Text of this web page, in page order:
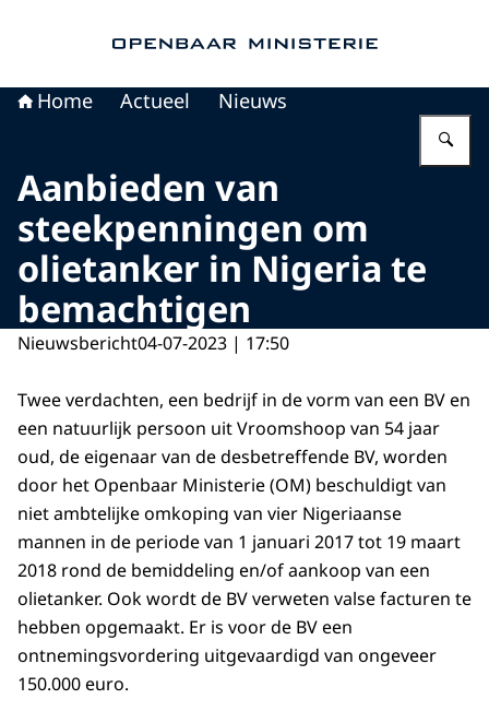
Home Actueel Nieuws
Aanbieden van
steekpenningen om
olietanker in Nigeria te
bemachtigen
Nieuwsbericht04-07-2023 | 17:50
Twee verdachten, een bedrijf in de vorm van een BV en
een natuurlijk persoon uit Vroomshoop van 54 jaar
oud, de eigenaar van de desbetreffende BV, worden
door het Openbaar Ministerie (OM) beschuldigt van
niet ambtelijke omkoping van vier Nigeriaanse
mannen in de periode van 1 januari 2017 tot 19 maart
2018 rond de bemiddeling en/of aankoop van een
olietanker. Ook wordt de BV verweten valse facturen te
hebben opgemaakt. Er is voor de BV een
ontnemingsvordering uitgevaardigd van ongeveer
150.000 euro.